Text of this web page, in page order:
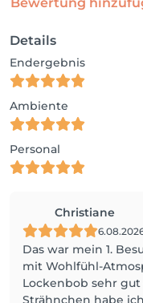
Details
Endergebnis
Ambiente
Personal
Christiane
Das war mein 1.
mit Wohlfühl-
Lockenbob sehr
Strähnchen habe